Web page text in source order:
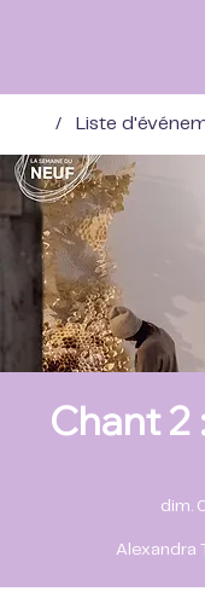
/ Liste
Chant 2
dim.
Alexandra